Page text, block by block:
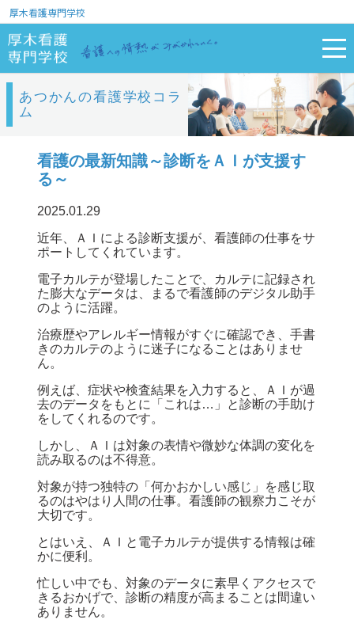
厚木看護専門学校
あつかんの看護学校コラ
ム
看護の最新知識～診断をＡＩが支援す
る～
2025.01.29
近年、ＡＩによる診断支援が、看護師の仕事をサ
ポートしてくれています。
電子カルテが登場したことで、カルテに記録され
た膨大なデータは、まるで看護師のデジタル助手
のように活躍。
治療歴やアレルギー情報がすぐに確認でき、手書
きのカルテのように迷子になることはありませ
ん。
例えば、症状や検査結果を入力すると、ＡＩが過
去のデータをもとに「これは…」と診断の手助け
をしてくれるのです。
しかし、ＡＩは対象の表情や微妙な体調の変化を
読み取るのは不得意。
対象が持つ独特の「何かおかしい感じ」を感じ取
るのはやはり人間の仕事。看護師の観察力こそが
大切です。
とはいえ、ＡＩと電子カルテが提供する情報は確
かに便利。
忙しい中でも、対象のデータに素早くアクセスで
きるおかげで、診断の精度が高まることは間違い
ありません。